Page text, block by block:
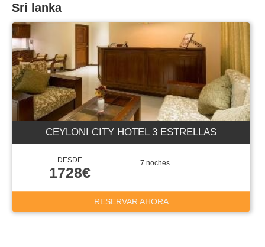
Sri lanka
CEYLONI CITY HOTEL 3 ESTRELLAS
DESDE
1728€
7 noches
RESERVAR AHORA